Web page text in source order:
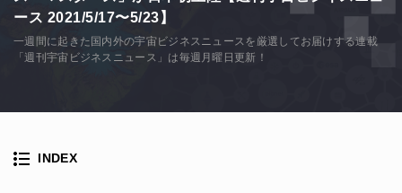
ース 2021/5/17〜5/23】
一週間に起きた国内外の宇宙ビジネスニュースを厳選してお届けする連載
「週刊宇宙ビジネスニュース」は毎週月曜日更新！
INDEX